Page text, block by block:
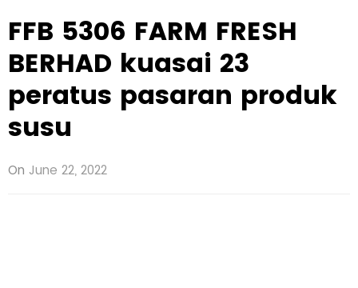
FFB 5306 FARM FRESH
BERHAD kuasai 23
peratus pasaran produk
susu
On June 22, 2022